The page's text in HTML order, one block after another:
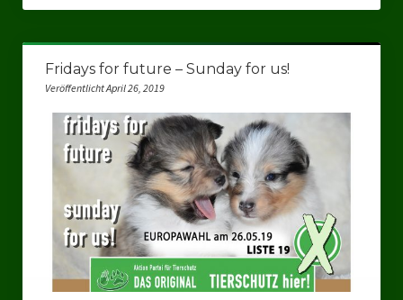
Fridays for future – Sunday for us!
Veröffentlicht April 26, 2019